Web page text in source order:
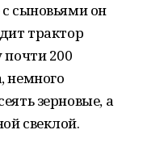
сыновьями он
трактор
почти 200
немного
зерновые, а
свеклой.